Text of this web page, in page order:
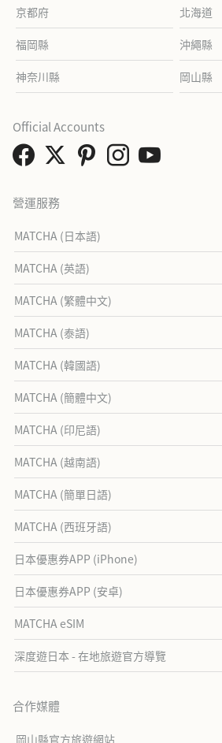
京都府 北海道
福岡縣 沖繩縣
神奈川縣 岡山縣
營運服務
MATCHA (日本語)
MATCHA (英語)
MATCHA (繁體中文)
MATCHA (泰語)
MATCHA (韓國語)
MATCHA (簡體中文)
MATCHA (印尼語)
MATCHA (越南語)
MATCHA (簡單日語)
MATCHA (西班牙語)
日本優惠券APP (iPhone)
日本優惠券APP (安卓)
MATCHA eSIM
深度遊日本 - 在地旅遊官方導覽
合作媒體
岡山縣官方旅遊網站
Official Accounts